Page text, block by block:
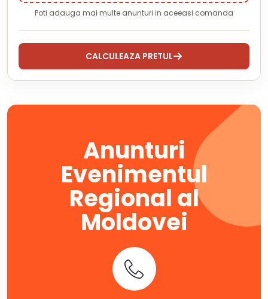
Anunturi
Evenimentul
Regional al
Moldovei
Poti adauga mai multe anunturi in aceeasi comanda
CALCULEAZA PRETUL